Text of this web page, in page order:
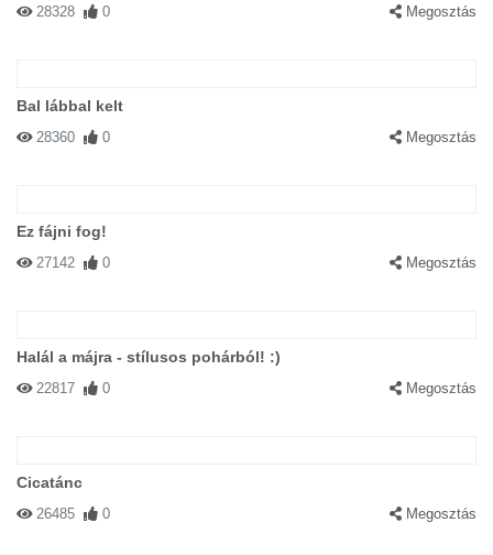
28328 0 Megosztás
Bal lábbal kelt
28360 0 Megosztás
Ez fájni fog!
27142 0 Megosztás
Halál a májra - stílusos pohárból! :)
22817 0 Megosztás
Cicatánc
26485 0 Megosztás